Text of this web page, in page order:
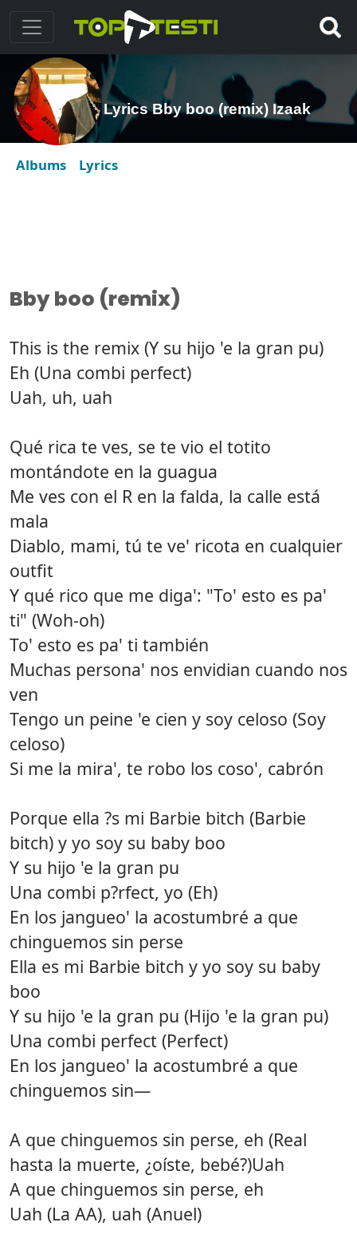
Lyrics Bby boo (remix) Izaak
Albums Lyrics
Bby boo (remix)
This is the remix (Y su hijo 'e la gran pu)
Eh (Una combi perfect)
Uah, uh, uah
Qué rica te ves, se te vio el totito
montándote en la guagua
Me ves con el R en la falda, la calle está
mala
Diablo, mami, tú te ve' ricota en cualquier
outfit
Y qué rico que me diga': "To' esto es pa'
ti" (Woh-oh)
To' esto es pa' ti también
Muchas persona' nos envidian cuando nos
ven
Tengo un peine 'e cien y soy celoso (Soy
celoso)
Si me la mira', te robo los coso', cabrón
Porque ella ?s mi Barbie bitch (Barbie
bitch) y yo soy su baby boo
Y su hijo 'e la gran pu
Una combi p?rfect, yo (Eh)
En los jangueo' la acostumbré a que
chinguemos sin perse
Ella es mi Barbie bitch y yo soy su baby
boo
Y su hijo 'e la gran pu (Hijo 'e la gran pu)
Una combi perfect (Perfect)
En los jangueo' la acostumbré a que
chinguemos sin—
A que chinguemos sin perse, eh (Real
hasta la muerte, ¿oíste, bebé?)Uah
A que chinguemos sin perse, eh
Uah (La AA), uah (Anuel)